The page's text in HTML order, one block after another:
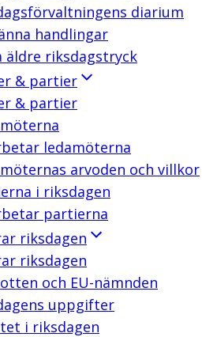
diarium
handlingar
äldre riksdagstryck
& partier
& partier
ledamöterna
arvoden och villkor
i riksdagen
partierna
riksdagen
riksdagen
och EU-nämnden
uppgifter
i riksdagen